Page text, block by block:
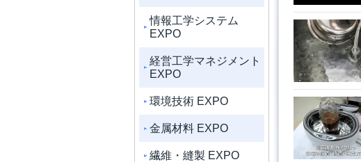
情報工学システム
EXPO
経営工学マネジメント
EXPO
環境技術 EXPO
金属材料 EXPO
繊維・縫製 EXPO